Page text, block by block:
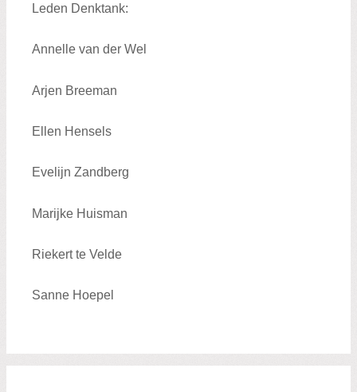
Leden Denktank:
Annelle van der Wel
Arjen Breeman
Ellen Hensels
Evelijn Zandberg
Marijke Huisman
Riekert te Velde
Sanne Hoepel